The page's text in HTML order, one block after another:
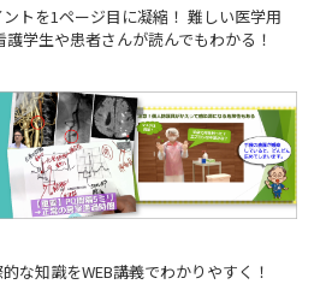
トを1ページ目に凝縮！ 難しい医学用
学生や患者さんが読んでもわかる！
な知識をWEB講義でわかりやすく！